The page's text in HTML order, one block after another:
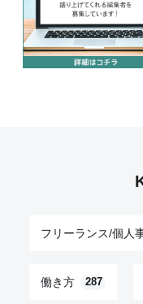
フリーランス/個人
働き方 287